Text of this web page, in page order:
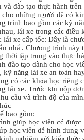
đào tạo thực hành
những người đã có
trình bao gồm các kỹ
lái xe trong các điều
xe cấp tốc: Đây là
nhất. Chương trình này
thời tập trung vào thực
đào tạo dành cho học
kỹ năng lái xe an toàn
có các khóa học riêng
lái xe. Trước khi nộp
cầu và trình độ của
bao gồm:
giúp học viên có
học viên dễ hình dung
nghiệm với kiến thức